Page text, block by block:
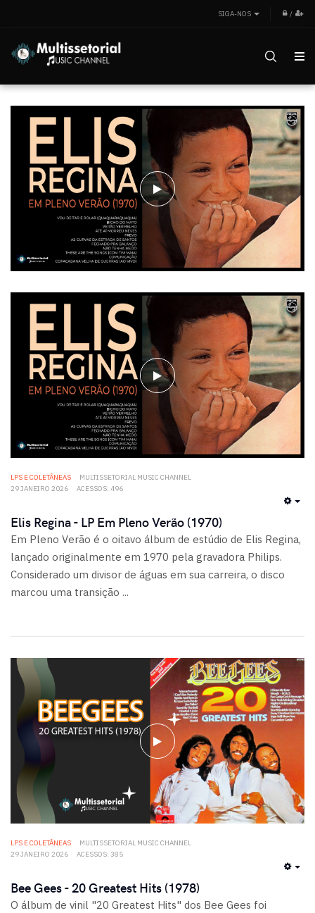
SIGA-NOS /
LPS E COLETÂNEAS
MULTISSETORIAL MUSIC CHANNEL
29 JANEIRO 2026
ACESSOS: 496
Elis Regina - LP Em Pleno Verão (1970)
Em Pleno Verão é o oitavo álbum de estúdio de Elis Regina,
lançado originalmente em 1970 pela gravadora Philips.
Considerado um divisor de águas em sua carreira, o disco
marcou uma transição ...
LPS E COLETÂNEAS
MULTISSETORIAL MUSIC CHANNEL
29 JANEIRO 2026
ACESSOS: 385
Bee Gees - 20 Greatest Hits (1978)
O álbum de vinil "20 Greatest Hits" dos Bee Gees foi